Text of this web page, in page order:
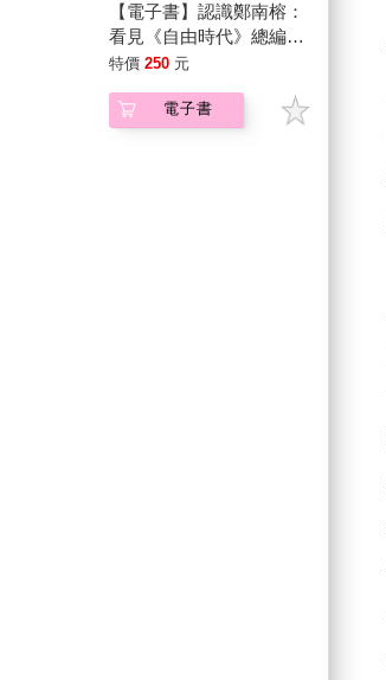
【電子書】認識鄭南榕：
看見《自由時代》總編輯
的十一個面向
特價 250 元
電子書